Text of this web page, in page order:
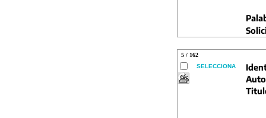
5 / 162
SELECCIONA